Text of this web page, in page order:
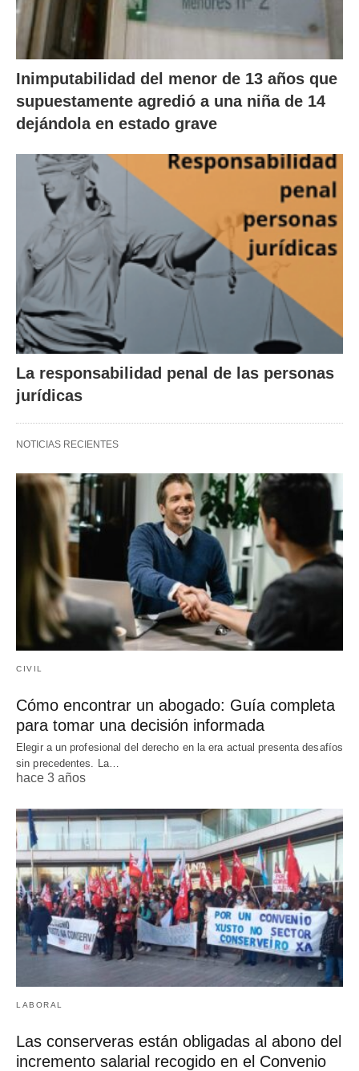
Inimputabilidad del menor de 13 años que
supuestamente agredió a una niña de 14
dejándola en estado grave
La responsabilidad penal de las personas
jurídicas
NOTICIAS RECIENTES
CIVIL
Cómo encontrar un abogado: Guía completa
para tomar una decisión informada
Elegir a un profesional del derecho en la era actual presenta desafíos
sin precedentes. La…
hace 3 años
LABORAL
Las conserveras están obligadas al abono del
incremento salarial recogido en el Convenio